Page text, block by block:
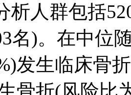
析人群包括
名)。在中位
发生临床骨
骨折(风险比